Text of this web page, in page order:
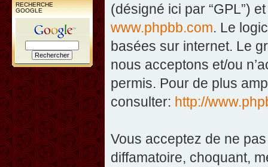
RECHERCHE
GOOGLE
(désigné ici par “GPL”)
www.phpbb.com. Le
basées sur internet. Le
nous acceptons et/ou
permis. Pour de plus
consulter: http://
Vous acceptez de ne
diffamatoire, choquant,